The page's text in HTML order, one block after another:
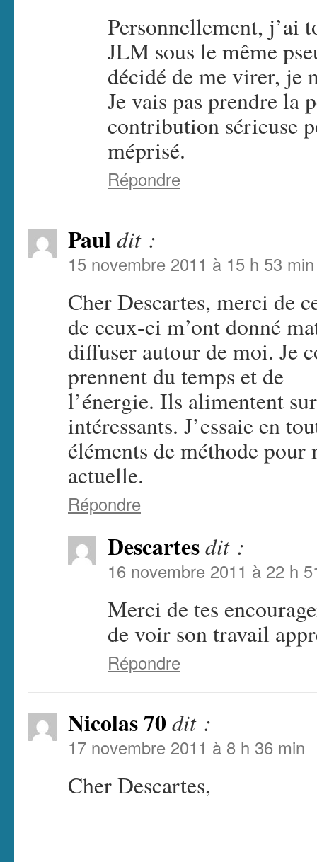
Personnellement, j’ai
JLM sous le même
décidé de me virer, je
Je vais pas prendre la
contribution sérieuse
méprisé.
Répondre
Paul dit :
15 novembre 2011 à 15 h 53 min
Cher Descartes, merci de
de ceux-ci m’ont donné
diffuser autour de moi. Je
prennent du temps et de
l’énergie. Ils alimentent
intéressants. J’essaie en
éléments de méthode
actuelle.
Répondre
Descartesdit :
16 novembre 2011 à 22 h
Merci de tes
de voir son travail
Répondre
Nicolas 70 dit :
17 novembre 2011 à 8 h 36 min
Cher Descartes,